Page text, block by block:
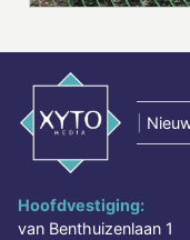
Hoofdvestiging:
van Benthuizenlaan 1